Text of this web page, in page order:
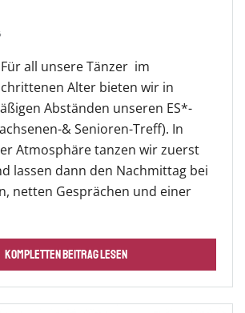
all unsere Tänzer im
Alter bieten wir in
Abständen unseren ES*-
& Senioren-Treff). In
Atmosphäre tanzen wir zuerst
lassen dann den Nachmittag bei
netten Gesprächen und einer
KOMPLETTEN BEITRAG LESEN